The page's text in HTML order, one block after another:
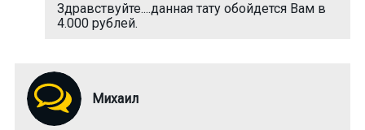
Здравствуйте....данная тату обойдется Вам в
4.000 рублей.
Михаил